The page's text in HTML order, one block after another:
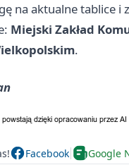
na aktualne tablice i
Miejski Zakład
.
Facebook Google